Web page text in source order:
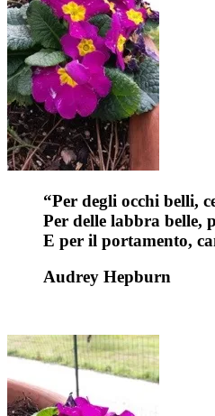
“Per degli occhi belli,
Per delle labbra belle,
E per il portamento,
Audrey Hepburn